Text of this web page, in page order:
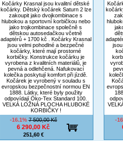
Kočárky Krasnal jsou kvalitní dětské
kočárky. Dětský kočárek Saturn 2 lze
zakoupit jako dvojkombinace s
hlubokou a sportovní korbičkou nebo
jako trojkombinace společně s
dětskou autosedačkou včetně
adaptérů + 1700 kč . Kočárky Krasnal
jsou velmi pohodlné a bezpečné
kočárky, které mají prostorné
korbičky. Konstrukce kočárku je
vyrobena z kvalitních materiálů, je
pevná a odlehčená. Nafukovací
kolečka poskytují komfort při jízdě.
Kočárek je vyrobený v souladu s
evropskou bezpečnostní normou EN
1888. Látky, které byly použity
odpovídají Öko-Tex Standard 100.
VELKÁ LOŽNÁ PLOCHA HLUBOKÉ
KORBIČKY !
-16.1%7 500,00 Kč
6 290,00 Kč
251,60 €
-